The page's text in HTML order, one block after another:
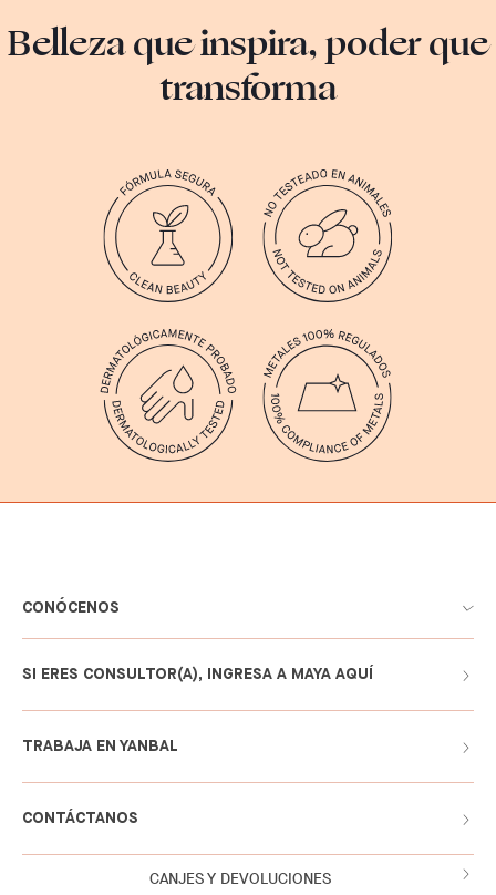
Belleza que inspira, poder que
transforma
CONÓCENOS
SI ERES CONSULTOR(A), INGRESA A MAYA AQUÍ
TRABAJA EN YANBAL
CONTÁCTANOS
CANJES Y DEVOLUCIONES